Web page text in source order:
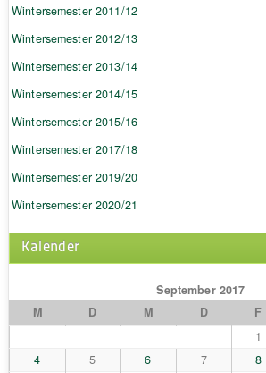
Wintersemester 2011/12
Wintersemester 2012/13
Wintersemester 2013/14
Wintersemester 2014/15
Wintersemester 2015/16
Wintersemester 2017/18
Wintersemester 2019/20
Wintersemester 2020/21
Kalender
September 2017
M
D M D F
1
4
5 6 7 8